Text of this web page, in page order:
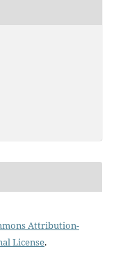
Attribution-
License.